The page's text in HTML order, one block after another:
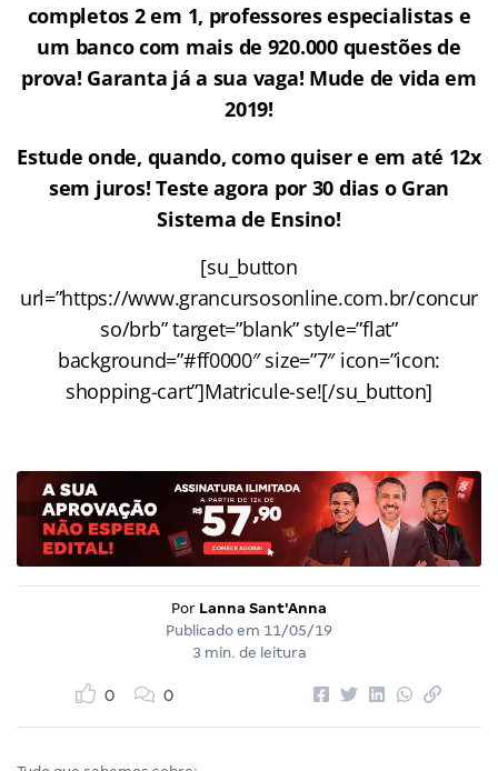
completos 2 em 1, professores especialistas e
um banco com mais de 920.000 questões de
prova! Garanta já a sua vaga! Mude de vida em
2019!
Estude onde, quando, como quiser e em até 12x
sem juros! Teste agora por 30 dias o Gran
Sistema de Ensino!
[su_button
url=”https://www.grancursosonline.com.br/concur
so/brb” target=”blank” style=”flat”
background=”#ff0000″ size=”7″ icon=”icon:
shopping-cart”]Matricule-se![/su_button]
Por Lanna Sant'Anna
Publicado em 11/05/19
3 min. de leitura
0 0